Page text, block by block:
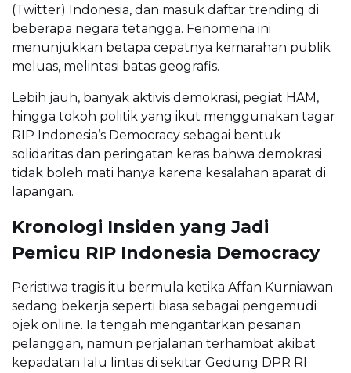
(Twitter) Indonesia, dan masuk daftar trending di
beberapa negara tetangga. Fenomena ini
menunjukkan betapa cepatnya kemarahan publik
meluas, melintasi batas geografis.
Lebih jauh, banyak aktivis demokrasi, pegiat HAM,
hingga tokoh politik yang ikut menggunakan tagar
RIP Indonesia’s Democracy sebagai bentuk
solidaritas dan peringatan keras bahwa demokrasi
tidak boleh mati hanya karena kesalahan aparat di
lapangan.
Kronologi Insiden yang Jadi
Pemicu RIP Indonesia Democracy
Peristiwa tragis itu bermula ketika Affan Kurniawan
sedang bekerja seperti biasa sebagai pengemudi
ojek online. Ia tengah mengantarkan pesanan
pelanggan, namun perjalanan terhambat akibat
kepadatan lalu lintas di sekitar Gedung DPR RI